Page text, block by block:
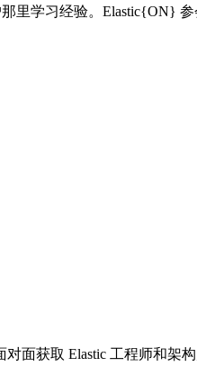
那里学习经验。
面获取 Elastic 工程师和架